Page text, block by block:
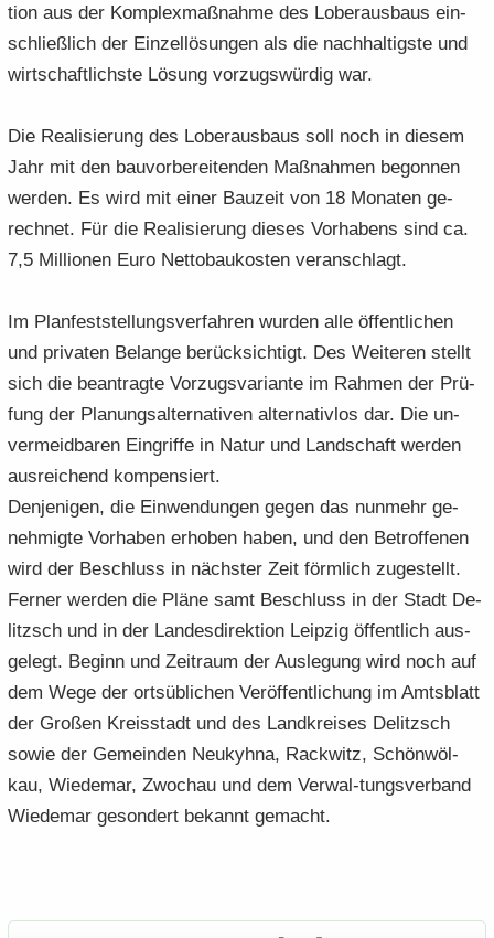
ti­on aus der Kom­plex­maß­nah­me des Lober­aus­baus ein­
schließ­lich der Ein­zel­lö­sun­gen als die nach­hal­tigs­te und
wirt­schaft­lichs­te Lö­sung vor­zugs­wür­dig war.
Die Rea­li­sie­rung des Lober­aus­baus soll noch in die­sem
Jahr mit den bau­vor­be­rei­ten­den Maß­nah­men be­gon­nen
wer­den. Es wird mit einer Bau­zeit von 18 Mo­na­ten ge­
rech­net. Für die Rea­li­sie­rung die­ses Vor­ha­bens sind ca.
7,5 Mil­lio­nen Euro Net­to­bau­kos­ten ver­an­schlagt.
Im Plan­fest­stel­lungs­ver­fah­ren wur­den alle öf­fent­li­chen
und pri­va­ten Be­lan­ge be­rück­sich­tigt. Des Wei­te­ren stellt
sich die be­an­trag­te Vor­zugs­va­ri­an­te im Rah­men der Prü­
fung der Pla­nungs­al­ter­na­ti­ven al­ter­na­tiv­los dar. Die un­
ver­meid­ba­ren Ein­grif­fe in Natur und Land­schaft wer­den
aus­rei­chend kom­pen­siert.
Den­je­ni­gen, die Ein­wen­dun­gen gegen das nun­mehr ge­
neh­mig­te Vor­ha­ben er­ho­ben haben, und den Be­trof­fe­nen
wird der Be­schluss in nächs­ter Zeit förm­lich zu­ge­stellt.
Fer­ner wer­den die Pläne samt Be­schluss in der Stadt De­
litzsch und in der Lan­des­di­rek­ti­on Leip­zig öf­fent­lich aus­
ge­legt. Be­ginn und Zeit­raum der Aus­le­gung wird noch auf
dem Wege der orts­üb­li­chen Ver­öf­fent­li­chung im Amts­blatt
der Gro­ßen Kreis­stadt und des Land­krei­ses De­litzsch
sowie der Ge­mein­den Neukyh­na, Rack­witz, Schön­wöl­
kau, Wie­de­mar, Zwoch­au und dem Verwal-​tungsverband
Wie­de­mar ge­son­dert be­kannt ge­macht.